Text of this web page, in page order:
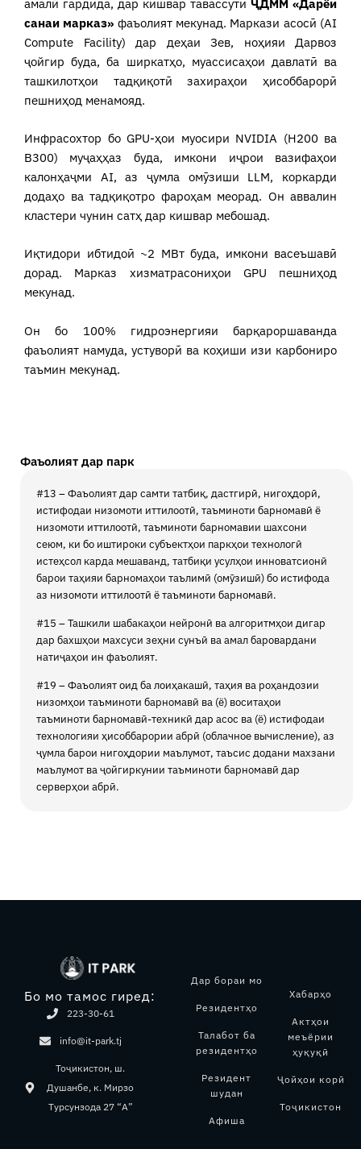
амалӣ гардида, дар кишвар тавассути ҶДММ «Дарёи
санаи марказ» фаъолият мекунад. Маркази асосӣ (AI
Compute Facility) дар деҳаи Зев, ноҳияи Дарвоз
ҷойгир буда, ба ширкатҳо, муассисаҳои давлатӣ ва
ташкилотҳои тадқиқотӣ захираҳои ҳисоббарорӣ
пешниҳод менамояд.
Инфрасохтор бо GPU-ҳои муосири NVIDIA (H200 ва
B300) муҷаҳҳаз буда, имкони иҷрои вазифаҳои
калонҳаҷми AI, аз ҷумла омӯзиши LLM, коркарди
додаҳо ва тадқиқотро фароҳам меорад. Он аввалин
кластери чунин сатҳ дар кишвар мебошад.
Иқтидори ибтидоӣ ~2 МВт буда, имкони васеъшавӣ
дорад. Марказ хизматрасониҳои GPU пешниҳод
мекунад.
Он бо 100% гидроэнергияи барқароршаванда
фаъолият намуда, устуворӣ ва коҳиши изи карбониро
таъмин мекунад.
Фаъолият дар парк
#13 – Фаъолият дар самти татбиқ, дастгирӣ, нигоҳдорӣ,
истифодаи низомоти иттилоотӣ, таъминоти барномавӣ ё
низомоти иттилоотӣ, таъминоти барномавии шахсони
сеюм, ки бо иштироки субъектҳои паркҳои технологӣ
истеҳсол карда мешаванд, татбиқи усулҳои инноватсионӣ
барои таҳияи барномаҳои таълимӣ (омӯзишӣ) бо истифода
аз низомоти иттилоотӣ ё таъминоти барномавӣ.
#15 – Ташкили шабакаҳои нейронӣ ва алгоритмҳои дигар
дар бахшҳои махсуси зеҳни сунъӣ ва амал баровардани
натиҷаҳои ин фаъолият.
#19 – Фаъолият оид ба лоиҳакашӣ, таҳия ва роҳандозии
низомҳои таъминоти барномавӣ ва (ё) воситаҳои
таъминоти барномавӣ-техникӣ дар асос ва (ё) истифодаи
технологияи ҳисоббарории абрӣ (облачное вычисление), аз
ҷумла барои нигоҳдории маълумот, таъсис додани махзани
маълумот ва ҷойгиркунии таъминоти барномавӣ дар
серверҳои абрӣ.
Бо мо тамос гиред:
223-30-61
info@it-park.tj
Тоҷикистон, ш.
Душанбе, к. Мирзо
Турсунзода 27 “А”
Дар бораи мо
Резидентҳо
Талабот ба
резидентҳо
Резидент
шудан
Афиша
Хабарҳо
Актҳои
меъёрии
ҳуқуқӣ
Ҷойҳои корӣ
Тоҷикистон